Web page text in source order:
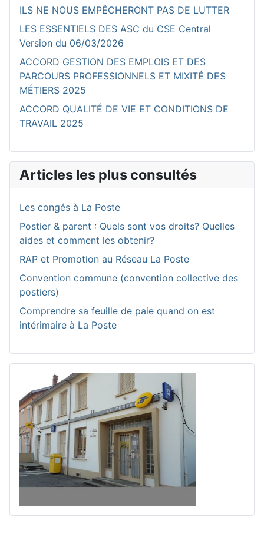
ILS NE NOUS EMPÊCHERONT PAS DE LUTTER
LES ESSENTIELS DES ASC du CSE Central
Version du 06/03/2026
ACCORD GESTION DES EMPLOIS ET DES
PARCOURS PROFESSIONNELS ET MIXITÉ DES
MÉTIERS 2025
ACCORD QUALITÉ DE VIE ET CONDITIONS DE
TRAVAIL 2025
Articles les plus consultés
Les congés à La Poste
Postier & parent : Quels sont vos droits? Quelles
aides et comment les obtenir?
RAP et Promotion au Réseau La Poste
Convention commune (convention collective des
postiers)
Comprendre sa feuille de paie quand on est
intérimaire à La Poste